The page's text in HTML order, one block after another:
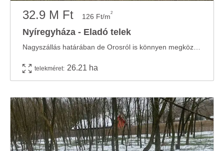
32.9 M Ft 126 Ft/m2
Nyíregyháza - Eladó telek
telekméret: 26.21 ha